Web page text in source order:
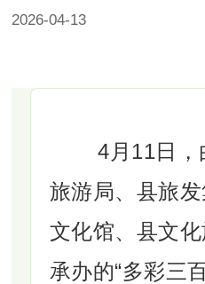
2026-04-13
4月11日
旅游局、县旅
文化馆、县文
承办的“多彩三